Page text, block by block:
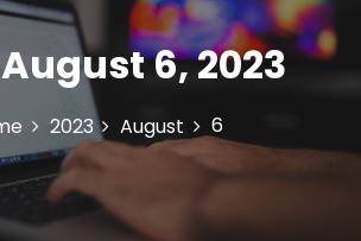
August 6, 2023
2023 August 6